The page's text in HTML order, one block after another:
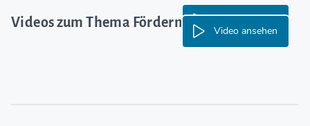
Videos zum Thema Fördermittel für Gründer
Video ansehen
Video ansehen